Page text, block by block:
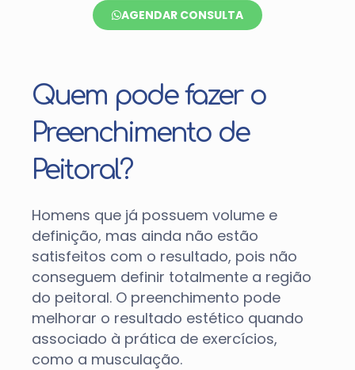
AGENDAR CONSULTA
Quem pode fazer o
Preenchimento de
Peitoral?
Homens que já possuem volume e
definição, mas ainda não estão
satisfeitos com o resultado, pois não
conseguem definir totalmente a região
do peitoral. O preenchimento pode
melhorar o resultado estético quando
associado à prática de exercícios,
como a musculação.